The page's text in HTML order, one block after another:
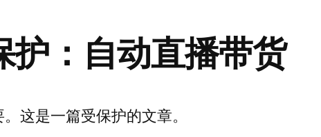
护：自动直播带货
这是一篇受保护的文章。